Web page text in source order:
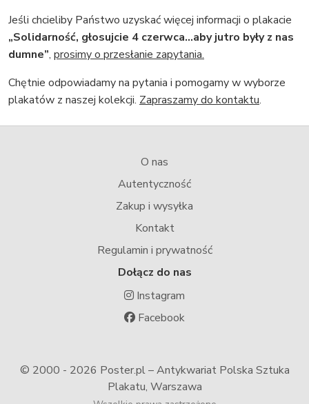
Jeśli chcieliby Państwo uzyskać więcej informacji o plakacie
„Solidarność, głosujcie 4 czerwca...aby jutro były z nas
dumne”, prosimy o przesłanie zapytania.
Chętnie odpowiadamy na pytania i pomogamy w wyborze
plakatów z naszej kolekcji. Zapraszamy do kontaktu.
O nas
Autentyczność
Zakup i wysyłka
Kontakt
Regulamin i prywatność
Dołącz do nas
Instagram
Facebook
© 2000 - 2026 Poster.pl – Antykwariat Polska Sztuka
Plakatu, Warszawa